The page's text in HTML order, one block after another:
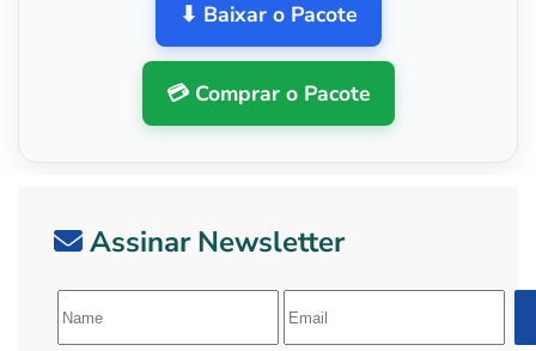
⬇ Baixar o Pacote
💳 Comprar o Pacote
Assinar Newsletter